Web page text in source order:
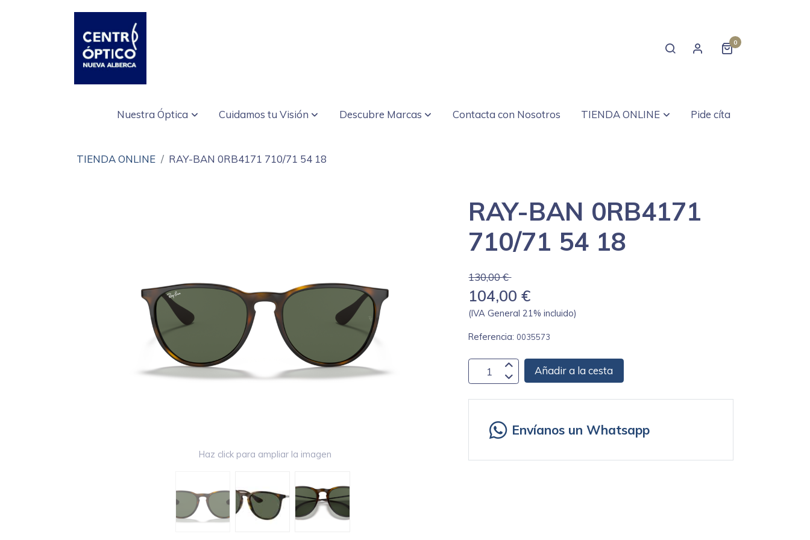
0
Nuestra Óptica Cuidamos tu Visión Descubre Marcas Contacta con Nosotros TIENDA ONLINE Pide cíta
TIENDA ONLINE RAY-BAN 0RB4171 710/71 54 18
Haz click para ampliar la imagen
RAY-BAN 0RB4171
710/71 54 18
130,00 €
104,00 €
(IVA General 21% incluido)
Referencia: 0035573
Añadir a la cesta
Envíanos un Whatsapp